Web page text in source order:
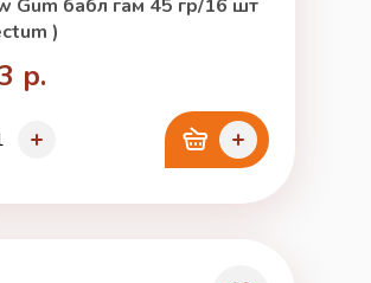
Gum бабл гам 45 гр/16 шт
)
р.